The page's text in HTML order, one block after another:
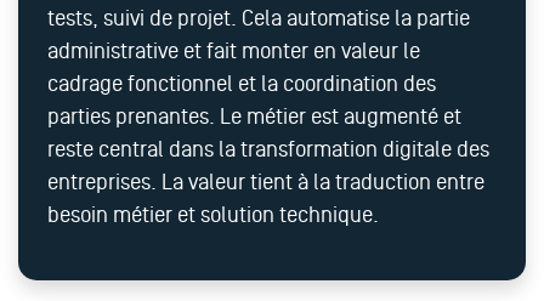
tests, suivi de projet. Cela automatise la partie
administrative et fait monter en valeur le
cadrage fonctionnel et la coordination des
parties prenantes. Le métier est augmenté et
reste central dans la transformation digitale des
entreprises. La valeur tient à la traduction entre
besoin métier et solution technique.